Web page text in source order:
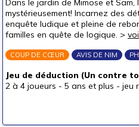
Dans le jardin de Mimose et
mystérieusement! Incarnez des
enquête ludique et pleine de
familles en quête de logique. >
COUP DE CŒUR AVIS DE NIM
Jeu de déduction (Un contre
2 à 4 joueurs - 5 ans et plus - jeu